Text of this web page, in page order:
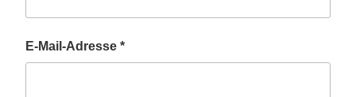
E-Mail-Adresse *